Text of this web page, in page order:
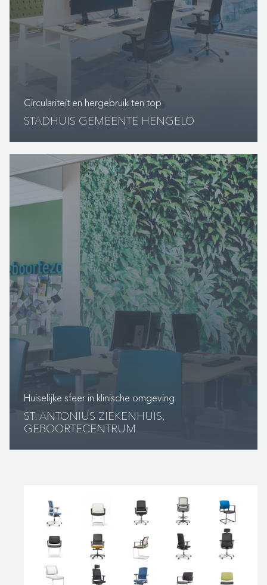
Circulariteit en hergebruik ten top
STADHUIS GEMEENTE HENGELO
Huiselijke sfeer in klinische omgeving
ST. ANTONIUS ZIEKENHUIS,
GEBOORTECENTRUM